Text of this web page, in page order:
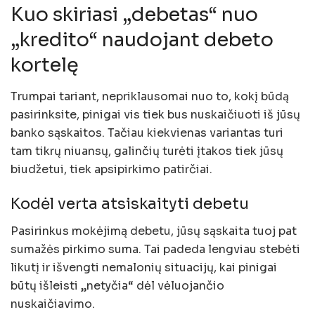
Kuo skiriasi „debetas“ nuo
„kredito“ naudojant debeto
kortelę
Trumpai tariant, nepriklausomai nuo to, kokį būdą
pasirinksite, pinigai vis tiek bus nuskaičiuoti iš jūsų
banko sąskaitos. Tačiau kiekvienas variantas turi
tam tikrų niuansų, galinčių turėti įtakos tiek jūsų
biudžetui, tiek apsipirkimo patirčiai.
Kodėl verta atsiskaityti debetu
Pasirinkus mokėjimą debetu, jūsų sąskaita tuoj pat
sumažės pirkimo suma. Tai padeda lengviau stebėti
likutį ir išvengti nemalonių situacijų, kai pinigai
būtų išleisti „netyčia“ dėl vėluojančio
nuskaičiavimo.